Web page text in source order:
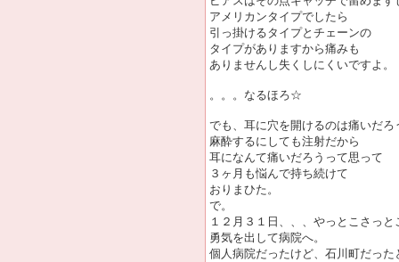
アメリカンタイプでしたら
引っ掛けるタイプとチェーンの
タイプがありますから痛みも
ありませんし失くしにくいですよ。
。。。なるほろ☆
でも、耳に穴を開けるのは痛いだろ
麻酔するにしても注射だから
耳になんて痛いだろうって思って
３ヶ月も悩んで持ち続けて
おりまひた。
で。
１２月３１日、、、やっとこさっと
勇気を出して病院へ。
個人病院だったけど、石川町だった